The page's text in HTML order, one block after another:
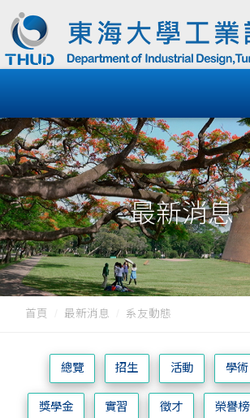
最新消息
首頁 最新消息 系友動態
總覽 招生 活動 學術
獎學金 實習 徵才 榮譽榜